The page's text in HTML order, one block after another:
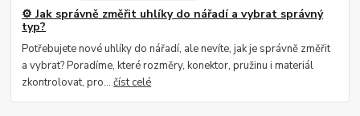
⚙️ Jak správně změřit uhlíky do nářadí a vybrat správný
typ?
Potřebujete nové uhlíky do nářadí, ale nevíte, jak je správně změřit
a vybrat? Poradíme, které rozměry, konektor, pružinu i materiál
zkontrolovat, pro...číst celé